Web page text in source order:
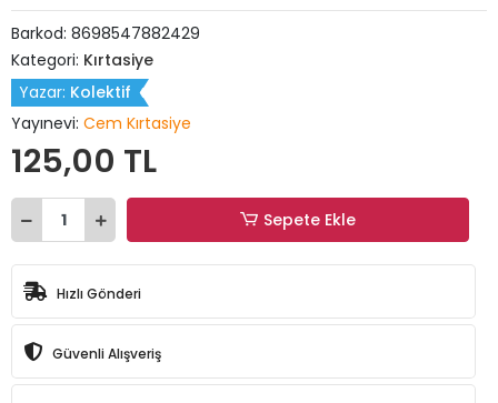
Barkod: 8698547882429
Kategori: Kırtasiye
Yazar: Kolektif
Yayınevi: Cem Kırtasiye
125,00 TL
Sepete Ekle
Hızlı Gönderi
Güvenli Alışveriş